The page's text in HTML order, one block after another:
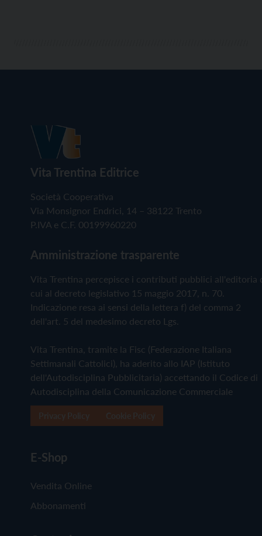
Vita Trentina Editrice
Società Cooperativa
Via Monsignor Endrici, 14 – 38122 Trento
P.IVA e C.F. 00199960220
Amministrazione trasparente
Vita Trentina percepisce i contributi pubblici all'editoria
cui al decreto legislativo 15 maggio 2017, n. 70.
Indicazione resa ai sensi della lettera f) del comma 2
dell'art. 5 del medesimo decreto Lgs.
Vita Trentina, tramite la Fisc (Federazione Italiana
Settimanali Cattolici), ha aderito allo IAP (Istituto
dell'Autodisciplina Pubblicitaria) accettando il Codice di
Autodisciplina della Comunicazione Commerciale
E-Shop
Vendita Online
Abbonamenti